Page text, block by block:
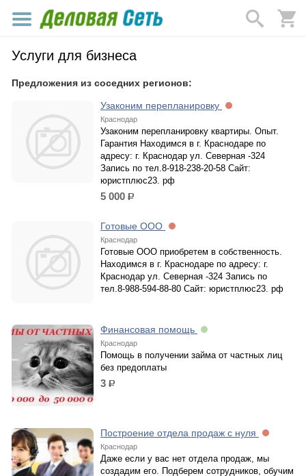
Услуги для бизнеса
Предложения из соседних регионов:
Узаконим перепланировку
Краснодар
Узаконим перепланировку квартиры. Опыт.
Гарантия Находимся в г. Краснодаре по
адресу: г. Краснодар ул. Северная -324
Запись по тел.8-918-238-20-58 Сайт:
юристплюс23. рф
5 000 р.
Готовые ООО
Краснодар
Готовые ООО приобретем в собственность.
Находимся в г. Краснодаре по адресу: г.
Краснодар ул. Северная -324 Запись по
тел.8-988-594-88-80 Сайт: юристплюс23. рф
Финансовая помощь
Краснодар
Помощь в получении займa от частных лиц
без предоплаты
3 р.
Построение отдела продаж с нуля
Краснодар
Даже если у вас нет отдела продаж, мы
создадим его. Подберем сотрудников, обучим